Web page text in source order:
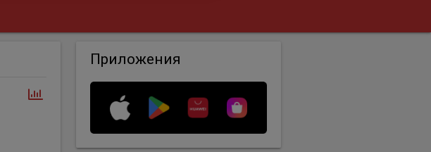
Приложения